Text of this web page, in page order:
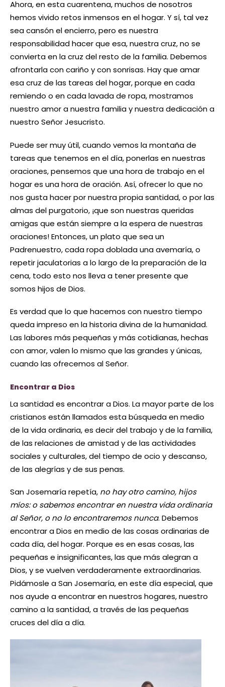
Ahora, en esta cuarentena, muchos de nosotros
hemos vivido retos inmensos en el hogar. Y sí, tal vez
sea cansón el encierro, pero es nuestra
responsabilidad hacer que esa, nuestra cruz, no se
convierta en la cruz del resto de la familia. Debemos
afrontarla con cariño y con sonrisas. Hay que amar
esa cruz de las tareas del hogar, porque en cada
remiendo o en cada lavada de ropa, mostramos
nuestro amor a nuestra familia y nuestra dedicación a
nuestro Señor Jesucristo.
Puede ser muy útil, cuando vemos la montaña de
tareas que tenemos en el día, ponerlas en nuestras
oraciones, pensemos que una hora de trabajo en el
hogar es una hora de oración. Así, ofrecer lo que no
nos gusta hacer por nuestra propia santidad, o por las
almas del purgatorio, ¡que son nuestras queridas
amigas que están siempre a la espera de nuestras
oraciones! Entonces, un plato que sea un
Padrenuestro, cada ropa doblada una avemaría, o
repetir jaculatorias a lo largo de la preparación de la
cena, todo esto nos lleva a tener presente que
somos hijos de Dios.
Es verdad que lo que hacemos con nuestro tiempo
queda impreso en la historia divina de la humanidad.
Las labores más pequeñas y más cotidianas, hechas
con amor, valen lo mismo que las grandes y únicas,
cuando las ofrecemos al Señor.
Encontrar a Dios
La santidad es encontrar a Dios. La mayor parte de los
cristianos están llamados esta búsqueda en medio
de la vida ordinaria, es decir del trabajo y de la familia,
de las relaciones de amistad y de las actividades
sociales y culturales, del tiempo de ocio y descanso,
de las alegrías y de sus penas.
San Josemaría repetía, no hay otro camino, hijos
míos: o sabemos encontrar en nuestra vida ordinaria
al Señor, o no lo encontraremos nunca. Debemos
encontrar a Dios en medio de las cosas ordinarias de
cada día, del hogar. Porque es en esas cosas, las
pequeñas e insignificantes, las que más alegran a
Dios, y se vuelven verdaderamente extraordinarias.
Pidámosle a San Josemaría, en este día especial, que
nos ayude a encontrar en nuestros hogares, nuestro
camino a la santidad, a través de las pequeñas
cruces del día a día.